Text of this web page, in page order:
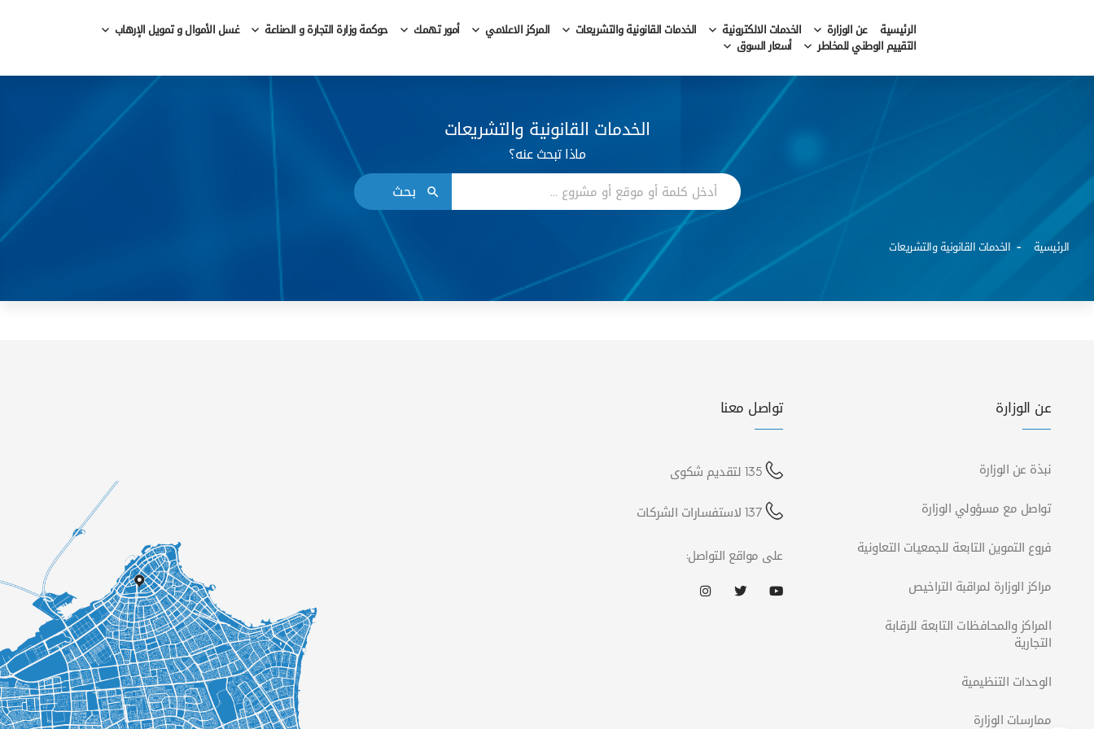
الرئيسية عن الوزارة الخدمات الالكترونية الخدمات القانونية والتشريعات المركز الاعلامي أمور تهمك حوكمة وزارة التجارة و الصناعة
غسل الأموال و تمويل الإرهاب
التقييم الوطني للمخاطر
أسعار السوق
الخدمات القانونية والتشريعات
ماذا تبحث عنه؟
بحث
الرئيسية الخدمات القانونية والتشريعات
عن الوزارة
نبذة عن الوزارة
تواصل مع مسؤولي الوزارة
فروع التموين التابعة للجمعيات التعاونية
مراكز الوزارة لمراقبة التراخيص
المراكز والمحافظات التابعة للرقابة
التجارية
الوحدات التنظيمية
ممارسات الوزارة
تواصل معنا
135 لتقديم شكوى
137 لاستفسارات الشركات
على مواقع التواصل: